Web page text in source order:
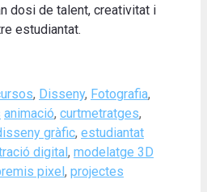
dosi de talent, creativitat i
estudiantat.
, Disseny, Fotografia,
Tags
animació, curtmetratges,
gràfic, estudiantat
digital , modelatge 3D
pixel , projectes